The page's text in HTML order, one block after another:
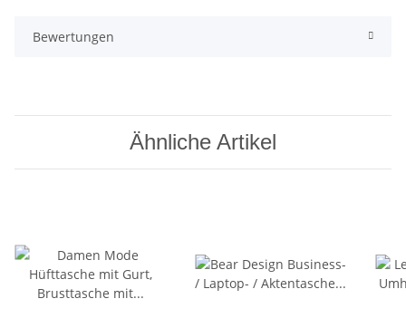
Bewertungen
Ähnliche Artikel